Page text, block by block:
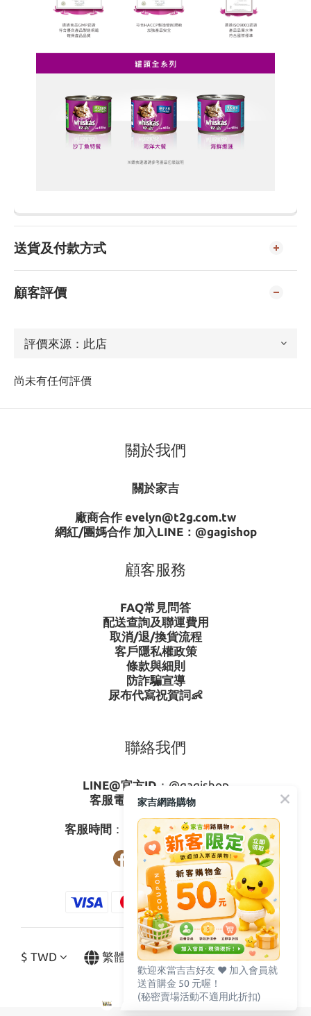
送貨及付款方式
顧客評價
尚未有任何評價
關於我們
關於家吉
廠商合作 evelyn@t2g.com.tw
網紅/團媽合作 加入LINE： @gagishop
顧客服務
FAQ常見問答
配送查詢及聯運費用
取消/退/換貨流程
客戶隱私權政策
條款與細則
防詐騙宣導
尿布代寫祝賀詞👶
聯絡我們
LINE@官方ID ： @gagishop
客服電話 ：0800-273795
客服時間 ：週一至週五08:30-17:30
$ TWD 繁體中文
家吉網路購物
歡迎來當吉吉好友 ♥️ 加入會員就
送首購金 50 元喔！
(秘密賣場活動不適用此折扣)